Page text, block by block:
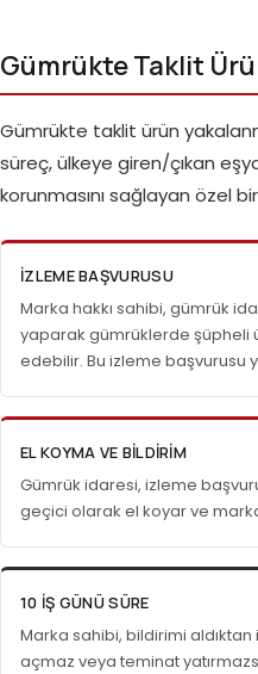
Gümrükte Taklit
Gümrükte taklit ürün
süreç, ülkeye giren/çıkan
korunmasını sağlayan özel
İZLEME BAŞVURUSU
Marka hakkı sahibi, gümrük
yaparak gümrüklerde şüpheli
edebilir. Bu izleme başvurusu
EL KOYMA VE BILDIRIM
Gümrük idaresi, izleme
geçici olarak el koyar ve
10 İŞ GÜNÜ SÜRE
Marka sahibi, bildirimi
açmaz veya teminat